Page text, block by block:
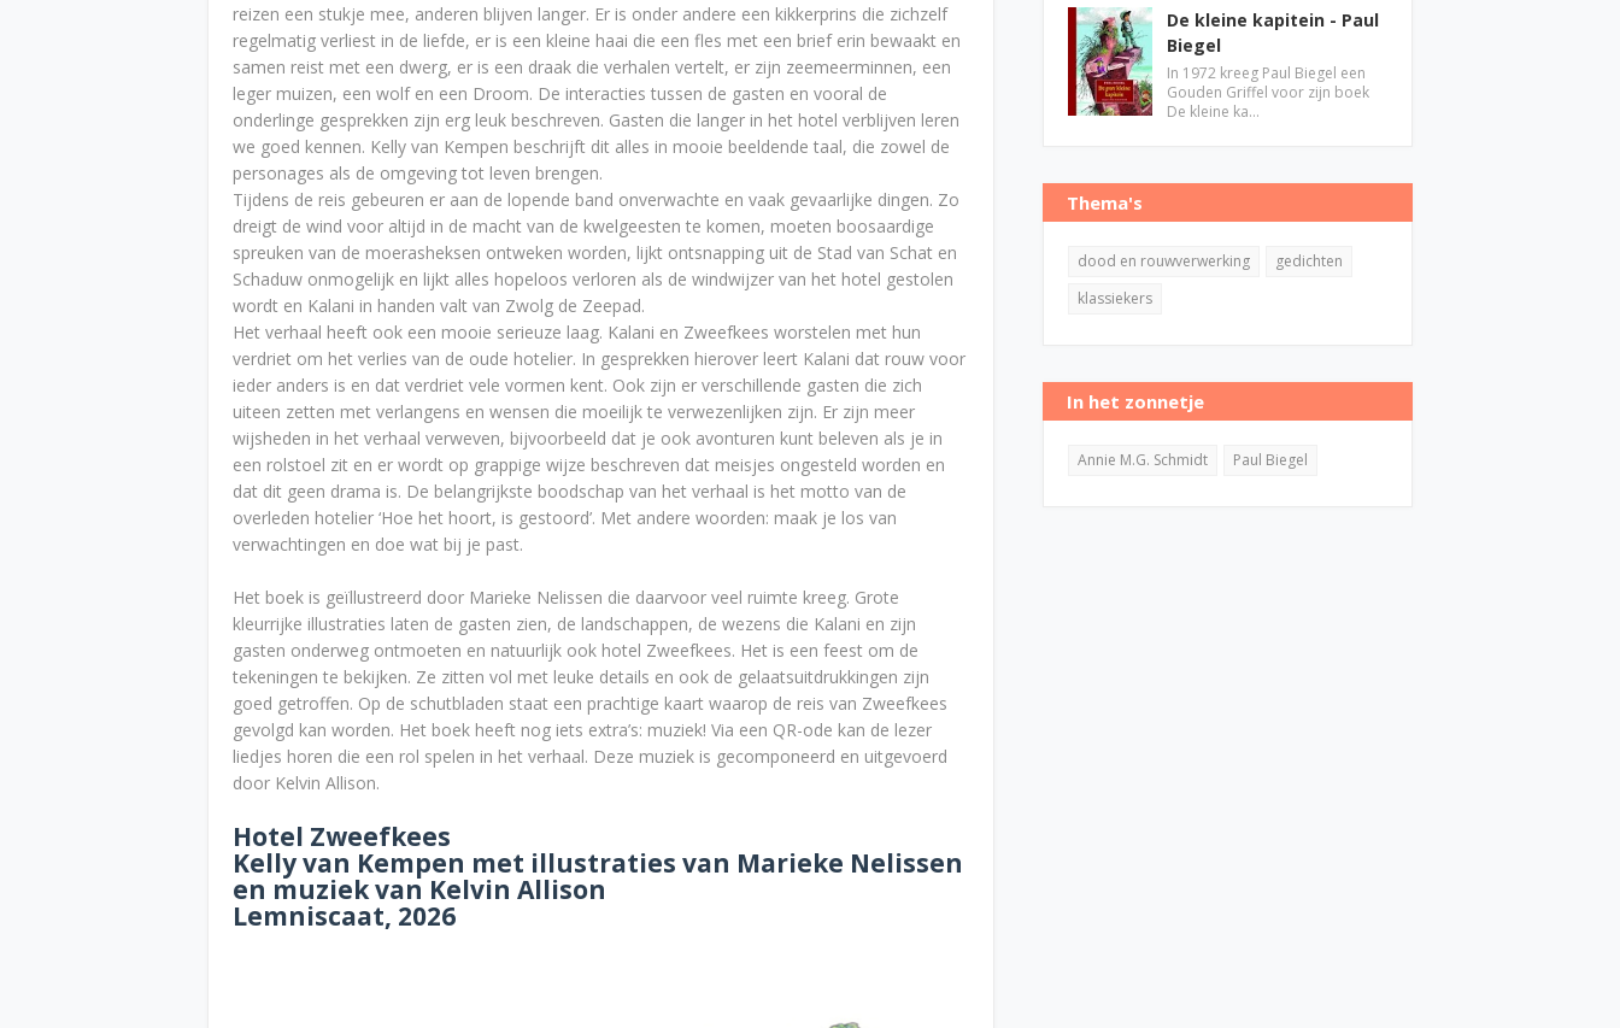
reizen een stukje mee, anderen blijven langer. Er is onder andere een kikkerprins die zichzelf
regelmatig verliest in de liefde, er is een kleine haai die een fles met een brief erin bewaakt en
samen reist met een dwerg, er is een draak die verhalen vertelt, er zijn zeemeerminnen, een
leger muizen, een wolf en een Droom. De interacties tussen de gasten en vooral de
onderlinge gesprekken zijn erg leuk beschreven. Gasten die langer in het hotel verblijven leren
we goed kennen. Kelly van Kempen beschrijft dit alles in mooie beeldende taal, die zowel de
personages als de omgeving tot leven brengen.
Tijdens de reis gebeuren er aan de lopende band onverwachte en vaak gevaarlijke dingen. Zo
dreigt de wind voor altijd in de macht van de kwelgeesten te komen, moeten boosaardige
spreuken van de moerasheksen ontweken worden, lijkt ontsnapping uit de Stad van Schat en
Schaduw onmogelijk en lijkt alles hopeloos verloren als de windwijzer van het hotel gestolen
wordt en Kalani in handen valt van Zwolg de Zeepad.
Het verhaal heeft ook een mooie serieuze laag. Kalani en Zweefkees worstelen met hun
verdriet om het verlies van de oude hotelier. In gesprekken hierover leert Kalani dat rouw voor
ieder anders is en dat verdriet vele vormen kent. Ook zijn er verschillende gasten die zich
uiteen zetten met verlangens en wensen die moeilijk te verwezenlijken zijn. Er zijn meer
wijsheden in het verhaal verweven, bijvoorbeeld dat je ook avonturen kunt beleven als je in
een rolstoel zit en er wordt op grappige wijze beschreven dat meisjes ongesteld worden en
dat dit geen drama is. De belangrijkste boodschap van het verhaal is het motto van de
overleden hotelier ‘Hoe het hoort, is gestoord’. Met andere woorden: maak je los van
verwachtingen en doe wat bij je past.
Het boek is geïllustreerd door Marieke Nelissen die daarvoor veel ruimte kreeg. Grote
kleurrijke illustraties laten de gasten zien, de landschappen, de wezens die Kalani en zijn
gasten onderweg ontmoeten en natuurlijk ook hotel Zweefkees. Het is een feest om de
tekeningen te bekijken. Ze zitten vol met leuke details en ook de gelaatsuitdrukkingen zijn
goed getroffen. Op de schutbladen staat een prachtige kaart waarop de reis van Zweefkees
gevolgd kan worden. Het boek heeft nog iets extra’s: muziek! Via een QR-ode kan de lezer
liedjes horen die een rol spelen in het verhaal. Deze muziek is gecomponeerd en uitgevoerd
door Kelvin Allison.
Hotel Zweefkees
Kelly van Kempen met illustraties van Marieke Nelissen
en muziek van Kelvin Allison
Lemniscaat, 2026
De kleine kapitein - Paul
Biegel
In 1972 kreeg Paul Biegel een
Gouden Griffel voor zijn boek
De kleine ka…
Thema's
dood en rouwverwerking
gedichten
klassiekers
In het zonnetje
Annie M.G. Schmidt Paul Biegel